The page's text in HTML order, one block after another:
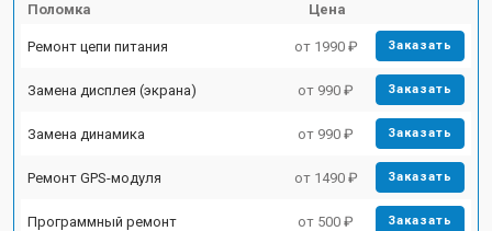
Поломка Цена
Ремонт цепи питания от 1990 ₽ Заказать
Замена дисплея (экрана) от 990 ₽ Заказать
Замена динамика от 990 ₽ Заказать
Ремонт GPS-модуля от 1490 ₽ Заказать
Программный ремонт от 500 ₽ Заказать